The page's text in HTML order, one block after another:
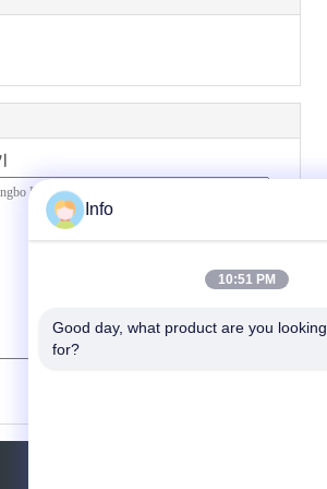
Info
10:51 PM
Good day, what product are you looking
for?